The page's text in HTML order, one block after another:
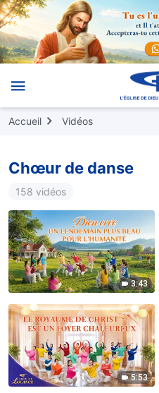
Accueil Vidéos
Chœur de danse
158 vidéos
3:43
5:53